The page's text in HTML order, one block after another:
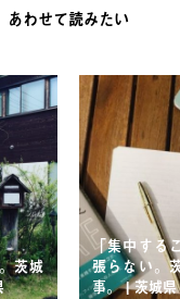
あわせて読みたい
茨城
「集中する
張らない。
事。 | 茨城県